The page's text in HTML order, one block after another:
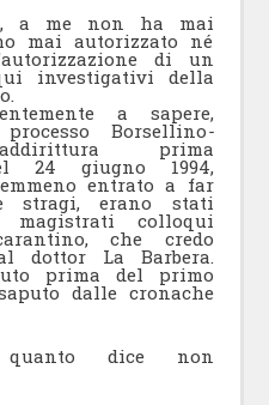
a me non ha mai
mai autorizzato né
di un
investigativi della
a sapere,
Borsellino-
prima
24 giugno 1994,
entrato a far
erano stati
colloqui
che credo
dottor La Barbera.
prima del primo
dalle cronache
dice non